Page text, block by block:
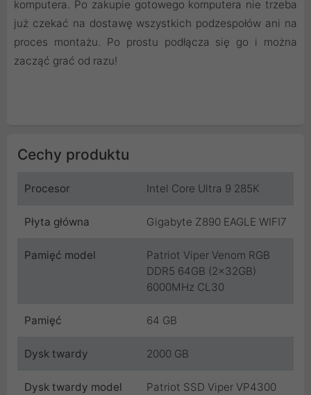
komputera. Po zakupie gotowego komputera nie trzeba
już czekać na dostawę wszystkich podzespołów ani na
proces montażu. Po prostu podłącza się go i można
zacząć grać od razu!
Cechy produktu
Procesor Intel Core Ultra 9 285K
Płyta główna Gigabyte Z890 EAGLE WIFI7
Pamięć model
Patriot Viper Venom RGB
DDR5 64GB (2x32GB)
6000MHz CL30
Pamięć 64 GB
Dysk twardy 2000 GB
Dysk twardy model
Patriot SSD Viper VP4300